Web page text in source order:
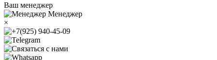
Ваш менеджер
Менеджер
×